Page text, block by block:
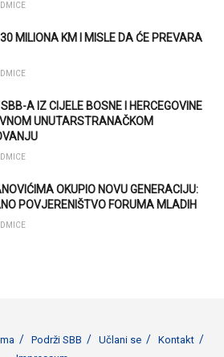
MILIONA KM I MISLE DA ĆE PREVARA
A IZ CIJELE BOSNE I HERCEGOVINE
UNUTARSTRANAČKOM
OKUPIO NOVU GENERACIJU:
POVJERENIŠTVO FORUMA MLADIH
Podrži SBB Učlani se
Kontakt